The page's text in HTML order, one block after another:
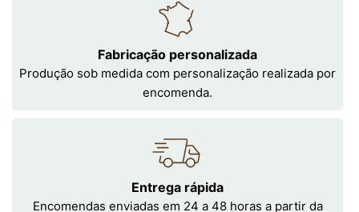
Fabricação personalizada
Produção sob medida com personalização realizada por
encomenda.
Entrega rápida
Encomendas enviadas em 24 a 48 horas a partir da